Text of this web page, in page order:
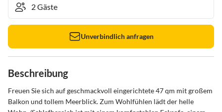
Unverbindlich anfragen
Beschreibung
Freuen Sie sich auf geschmackvoll eingerichtete 47 qm mit großem
Balkon und tollem Meerblick. Zum Wohlfühlen lädt der helle